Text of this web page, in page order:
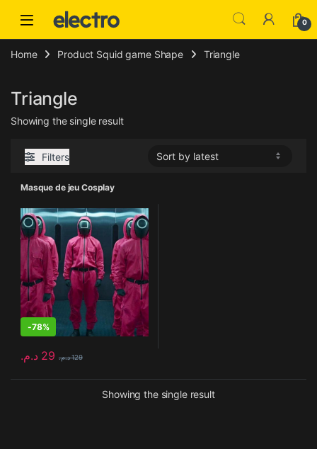
0
Home Product Squid game Shape Triangle
Triangle
Showing the single result
Filters
Masque de jeu Cosplay
-78%
29 د.م. 129 د.م.
Showing the single result